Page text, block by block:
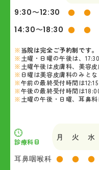
9:30〜12:30 ● ●
14:30〜18:30 ● ●
当院は完全ご予約制です。
土曜・日曜の午後は、
土曜午後は皮膚科、美容皮
日曜は美容皮膚科のみとな
午前の最終受付時間は
午後の最終受付時間は
土曜の午後・日曜、耳鼻科
診療科目 月 火 水
耳鼻咽喉科 ● ● ●